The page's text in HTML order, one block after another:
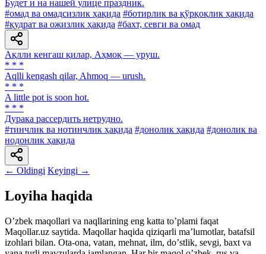
Будет и на нашей улице праздник.
#омад ва омадсизлик ҳақида #ботирлик ва қўрқоқлик ҳақида
#қудрат ва ожизлик ҳақида #бахт, севги ва омад
Ақлли кенгаш қилар, Аҳмоқ — уруш.
* * *
Aqlli kengash qilar, Ahmoq — urush.
* * *
A little pot is soon hot.
* * *
Дурака рассердить нетрудно.
#тинчлик ва нотинчлик ҳақида #донолик ҳақида #донолик ва
нодонлик ҳақида
← Oldingi Keyingi →
Loyiha haqida
Oʼzbek maqollari va naqllarining eng katta toʼplami faqat
Maqollar.uz saytida. Maqollar haqida qiziqarli maʼlumotlar, batafsil
izohlari bilan. Ota-ona, vatan, mehnat, ilm, doʼstlik, sevgi, baxt va